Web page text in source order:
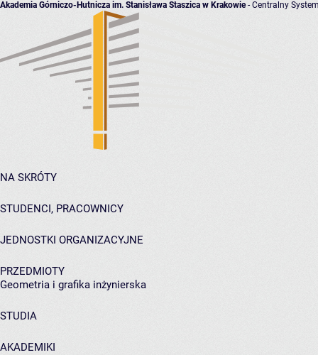
Akademia Górniczo-Hutnicza im. Stanisława Staszica w Krakowie- Centralny
NA SKRÓTY
STUDENCI, PRACOWNICY
JEDNOSTKI ORGANIZACYJNE
PRZEDMIOTY
Geometria i grafika inżynierska
STUDIA
AKADEMIKI